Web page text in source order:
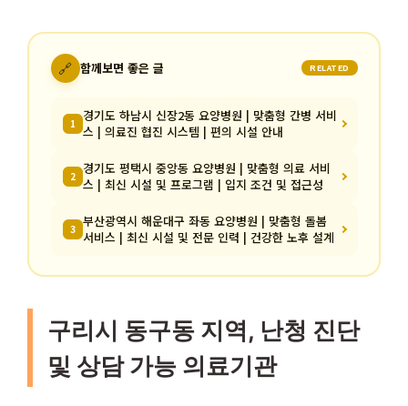
🔗 함께보면 좋은 글 RELATED
1 경기도 하남시 신장2동 요양병원 | 맞춤형 간병 서비
스 | 의료진 협진 시스템 | 편의 시설 안내
2 경기도 평택시 중앙동 요양병원 | 맞춤형 의료 서비
스 | 최신 시설 및 프로그램 | 입지 조건 및 접근성
3 부산광역시 해운대구 좌동 요양병원 | 맞춤형 돌봄
서비스 | 최신 시설 및 전문 인력 | 건강한 노후 설계
구리시 동구동 지역, 난청 진단
및 상담 가능 의료기관